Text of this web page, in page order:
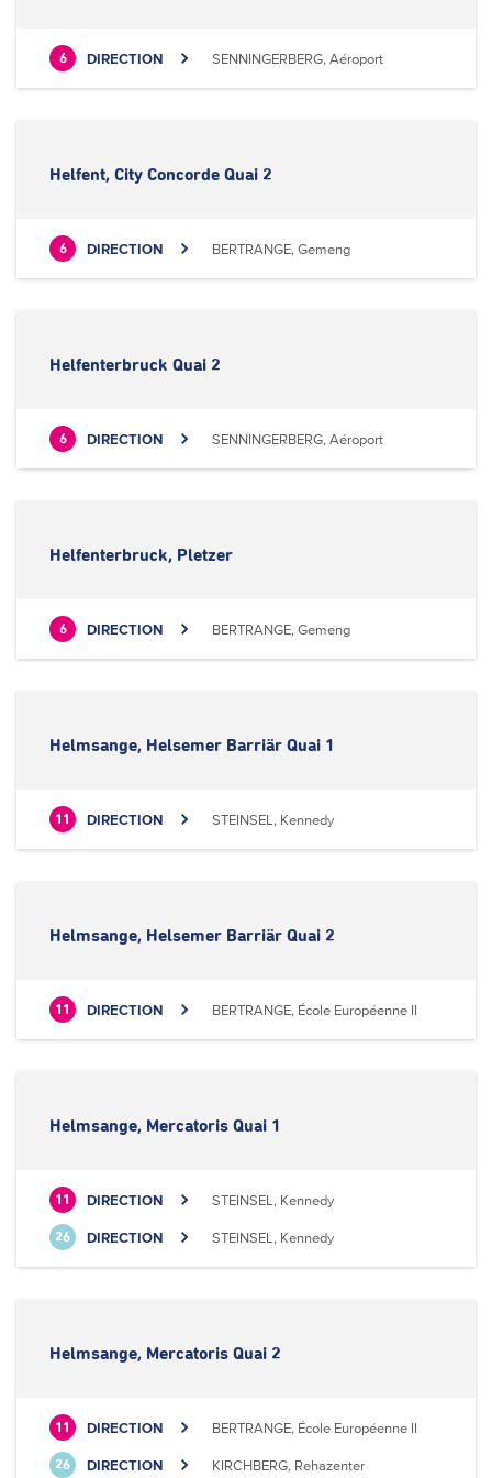
6 DIRECTION SENNINGERBERG, Aéroport
Helfent, City Concorde Quai 2
6 DIRECTION BERTRANGE, Gemeng
Helfenterbruck Quai 2
6 DIRECTION SENNINGERBERG, Aéroport
Helfenterbruck, Pletzer
6 DIRECTION BERTRANGE, Gemeng
Helmsange, Helsemer Barriär Quai 1
11 DIRECTION STEINSEL, Kennedy
Helmsange, Helsemer Barriär Quai 2
11 DIRECTION BERTRANGE, École Européenne II
Helmsange, Mercatoris Quai 1
11 DIRECTION STEINSEL, Kennedy
26 DIRECTION STEINSEL, Kennedy
Helmsange, Mercatoris Quai 2
11 DIRECTION BERTRANGE, École Européenne II
26 DIRECTION KIRCHBERG, Rehazenter